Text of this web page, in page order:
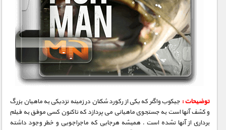
توضیحات : جیکوب واگنر که یکی از رکورد شکنان در زمینه نزدیکی به ماهیان بزرگ
و کشف آنها است به جستجوی ماهیانی می پردازد که تاکنون کسی موفق به فیلم
برداری از آنها نشده است . همیشه هرجایی که ماجراجویی و خطر وجود داشته